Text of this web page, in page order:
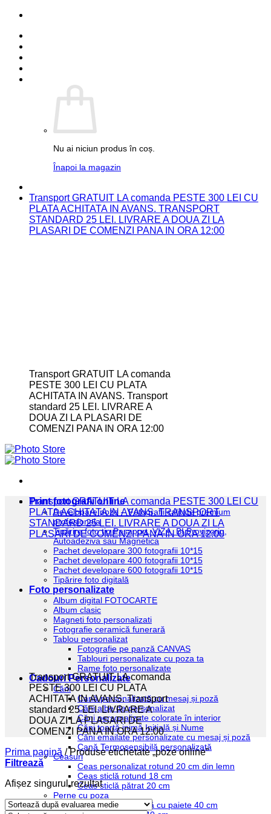
Skip
content
Nu ai niciun produs în coș.
Înapoi la magazin
Transport GRATUIT LA comanda PESTE 300 LEI CU
PLATA ACHITATA IN AVANS. TRANSPORT
STANDARD 25 LEI. LIVRARE A DOUA ZI LA
PLASARI DE COMENZI PANA IN ORA 12:00
Transport GRATUIT LA comanda
PESTE 300 LEI CU PLATA
ACHITATA IN AVANS. Transport
standard 25 LEI. LIVRARE A
DOUA ZI LA PLASARI DE
COMENZI PANA IN ORA 12:00
Print fotografii online
Developare poze – Fotografii calitate premium
profesionala
Tipărire foto tip Pașaport, VIZA, BI Provizoriu,
Autoadeziva sau Magnetica
Pachet developare 300 fotografii 10*15
Pachet developare 400 fotografii 10*15
Pachet developare 600 fotografii 10*15
Tipărire foto digitală
Foto personalizate
Album digital FOTOCARTE
Album clasic
Magneti foto personalizati
Fotografie ceramică funerară
Tablou personalizat
Fotografie pe panză CANVAS
Tablouri personalizate cu poza ta
Rame foto personalizate
Cadouri Personalizate
Căni
Cană personalizată cu mesaj și poză
Căni albe de personalizat
Căni personalizate colorate în interior
Căni toartă inimă Inițială și Nume
Căni emailate personalizate cu mesaj și poză
Cană Termosensibilă personalizată
Ceasuri
Ceas personalizat rotund 20 cm din lemn
Ceas sticlă rotund 18 cm
Ceas sticlă pătrat 20 cm
Perne cu poza
Pernă personalizată cu paiete 40 cm
Transport GRATUIT LA comanda PESTE 300 LEI CU
PLATA ACHITATA IN AVANS. TRANSPORT
STANDARD 25 LEI. LIVRARE A DOUA ZI LA
PLASARI DE COMENZI PANA IN ORA 12:00
Transport GRATUIT LA comanda
PESTE 300 LEI CU PLATA
ACHITATA IN AVANS. Transport
standard 25 LEI. LIVRARE A
DOUA ZI LA PLASARI DE
COMENZI PANA IN ORA 12:00
Prima pagină /Produse etichetate „poze online”
Filtrează
Afișez singurul rezultat